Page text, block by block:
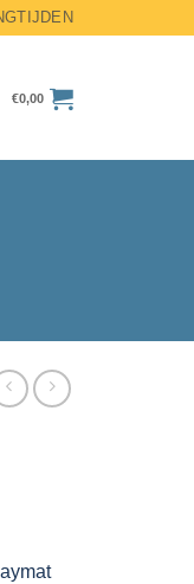
€0,00